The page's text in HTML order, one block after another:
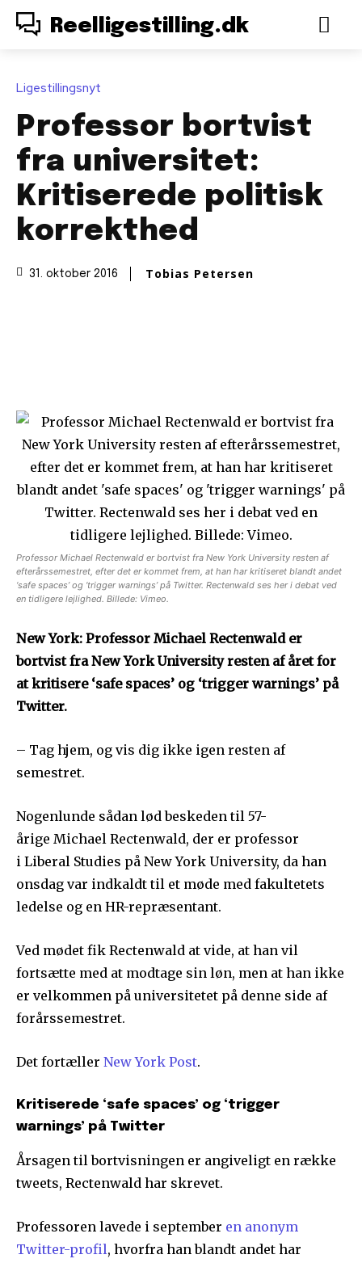
Reelligestilling.dk
Ligestillingsnyt
Professor bortvist
fra universitet:
Kritiserede politisk
korrekthed
31. oktober 2016 Tobias Petersen
Professor Michael Rectenwald er bortvist fra New York University resten af
efterårssemestret, efter det er kommet frem, at han har kritiseret blandt andet
‘safe spaces’ og ‘trigger warnings’ på Twitter. Rectenwald ses her i debat ved
en tidligere lejlighed. Billede: Vimeo.
New York: Professor Michael Rectenwald er
bortvist fra New York University resten af året for
at kritisere ‘safe spaces’ og ‘trigger warnings’ på
Twitter.
– Tag hjem, og vis dig ikke igen resten af
semestret.
Nogenlunde sådan lød beskeden til 57-
årige Michael Rectenwald, der er professor
i Liberal Studies på New York University, da han
onsdag var indkaldt til et møde med fakultetets
ledelse og en HR-repræsentant.
Ved mødet fik Rectenwald at vide, at han vil
fortsætte med at modtage sin løn, men at han ikke
er velkommen på universitetet på denne side af
forårssemestret.
Det fortæller New York Post.
Kritiserede ‘safe spaces’ og ‘trigger
warnings’ på Twitter
Årsagen til bortvisningen er angiveligt en række
tweets, Rectenwald har skrevet.
Professoren lavede i september en anonym
Twitter-profil, hvorfra han blandt andet har